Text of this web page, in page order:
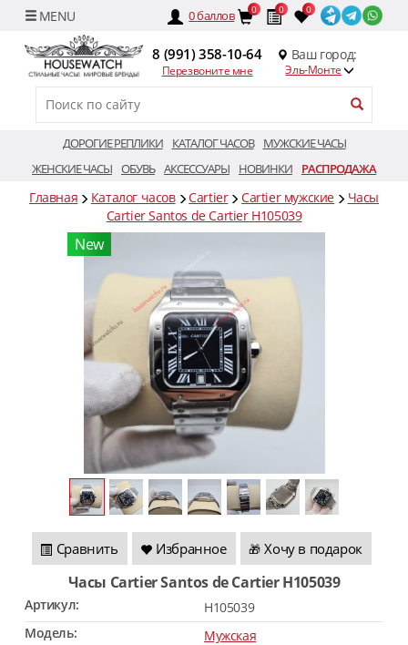
0баллов 0 0 0
8 (991) 358-10-64
Перезвоните мне
Ваш город:
Эль-Монте
ДОРОГИЕ РЕПЛИКИ КАТАЛОГ ЧАСОВ
МУЖСКИЕ ЧАСЫ
ЖЕНСКИЕ ЧАСЫ ОБУВЬ АКСЕССУАРЫ НОВИНКИ РАСПРОДАЖА
Главная Каталог часов Cartier Cartier мужские
Часы
Cartier Santos de Cartier H105039
New
Сравнить Избранное 🎁 Хочу в подарок
Часы Cartier Santos de Cartier H105039
Артикул:
H105039
Модель:
Мужская